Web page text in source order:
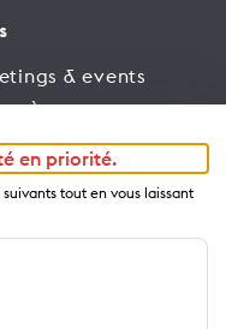
& events
Médias
et guides
en priorité.
tout en vous laissant